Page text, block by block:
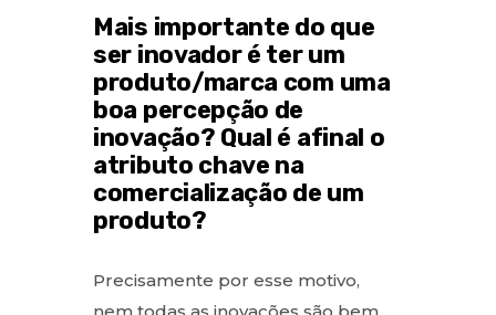
Mais importante do que
ser inovador é ter um
produto/marca com uma
boa percepção de
inovação? Qual é afinal o
atributo chave na
comercialização de um
produto?
Precisamente por esse motivo,